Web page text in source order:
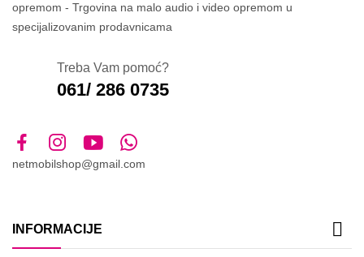
opremom - Trgovina na malo audio i video opremom u
specijalizovanim prodavnicama
Treba Vam pomoć?
061/ 286 0735
netmobilshop@gmail.com
INFORMACIJE 